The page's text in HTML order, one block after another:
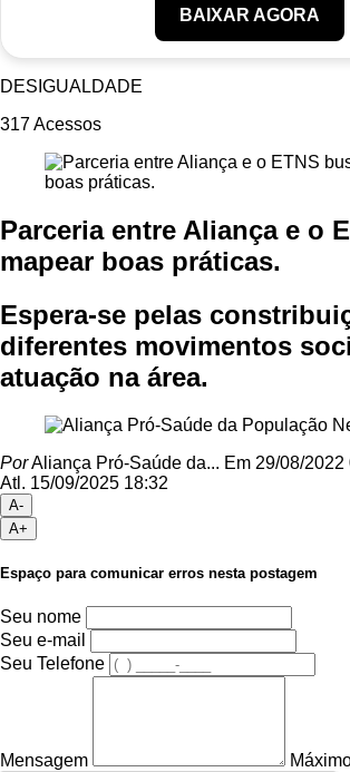
BAIXAR AGORA
DESIGUALDADE
317Acessos
Parceria entre Aliança e o
mapear boas práticas.
Espera-se pelas
diferentes movimentos
atuação na área.
PorAliança Pró-Saúde da... Em 29/08/2022
Atl. 15/09/2025 18:32
A-
A+
Espaço para comunicar erros nesta postagem
Seu nome
Seu e-mail
Seu Telefone
Mensagem